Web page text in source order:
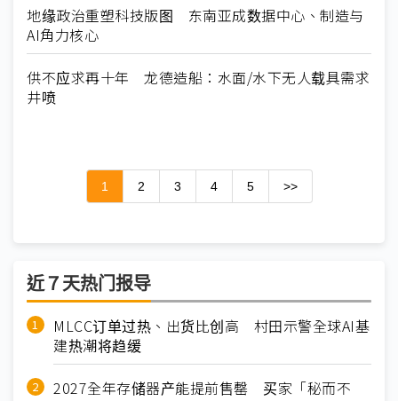
地缘政治重塑科技版图 东南亚成数据中心、制造与
AI角力核心
供不应求再十年 龙德造船：水面/水下无人载具需求
井喷
1 2 3 4 5 >>
近７天热门报导
MLCC订单过热、出货比创高 村田示警全球AI基
建热潮将趋缓
2027全年存储器产能提前售罄 买家「秘而不